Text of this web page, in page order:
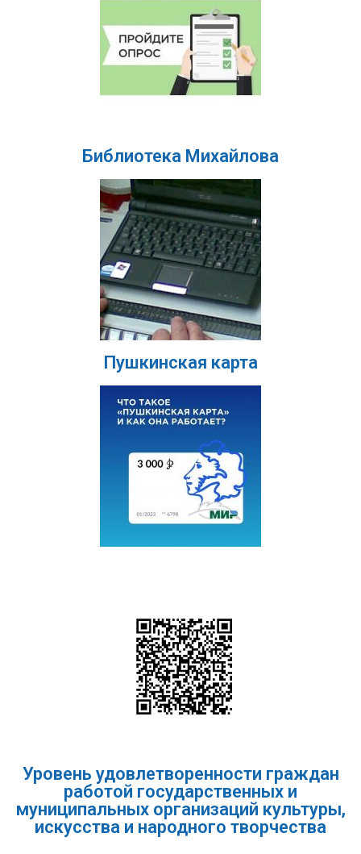
Библиотека Михайлова
Пушкинская карта
Уровень удовлетворенности граждан
работой государственных и
муниципальных организаций культуры,
искусства и народного творчества